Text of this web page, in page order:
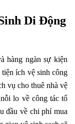
Di Động
hàng ngàn sự kiện
ích vệ sinh công
vụ cho thuê nhà vệ
lo về công tác tổ
đầu về chi phí mua